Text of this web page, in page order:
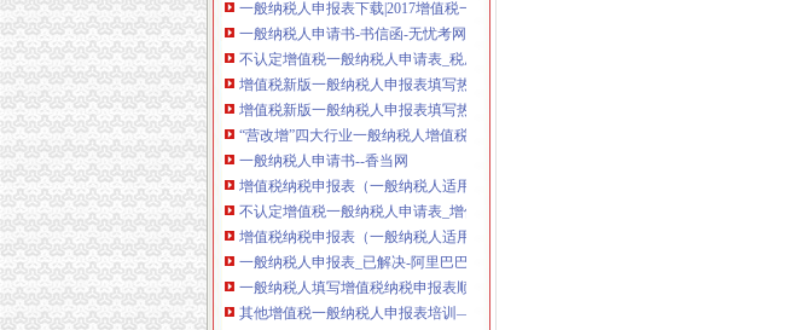
一般纳税人申请书-书信函-无忧考网
不认定增值税一般纳税人申请表_税屋网——第一时间递财税政策
增值税新版一般纳税人申报表填写热点问题-搜狐滚动
增值税新版一般纳税人申报表填写热点问题-搜狐滚动
“营改增”四大行业一般纳税人增值税申报表样表
一般纳税人申请书--香当网
增值税纳税申报表（一般纳税人适用）
不认定增值税一般纳税人申请表_增值税_一般纳税人_申请表_认定_图
增值税纳税申报表（一般纳税人适用）及附列资料
一般纳税人申报表_已解决-阿里巴巴生意经
一般纳税人填写增值税纳税申报表顺序_搜狐时尚_搜狐网
其他增值税一般纳税人申报表培训—在线播放—优酷网,高清在线
增值税纳税申报表一般纳税人|增值税纳税申报表下载__飞翔下载